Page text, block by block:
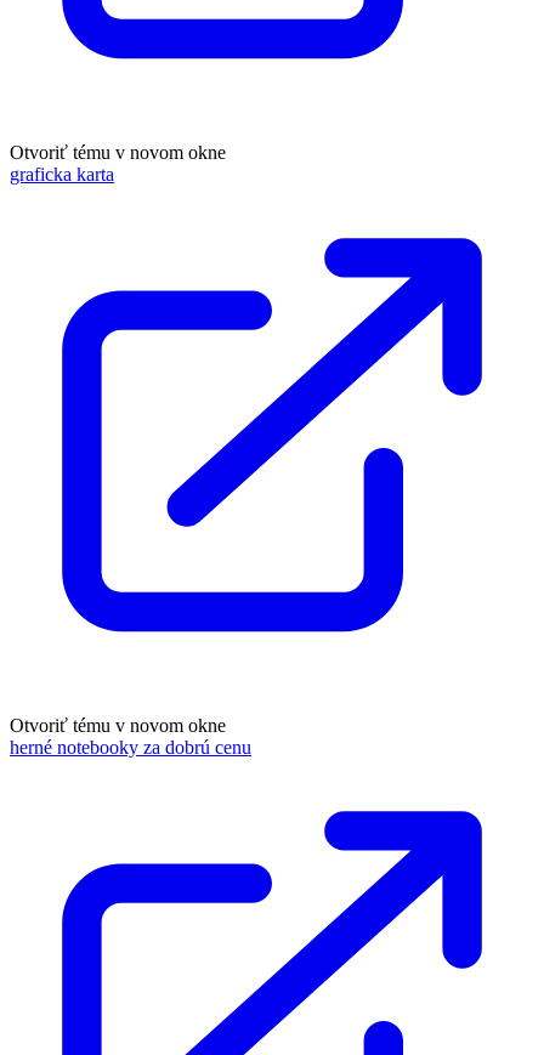
Otvoriť tému v novom okne
graficka karta
Otvoriť tému v novom okne
herné notebooky za dobrú cenu